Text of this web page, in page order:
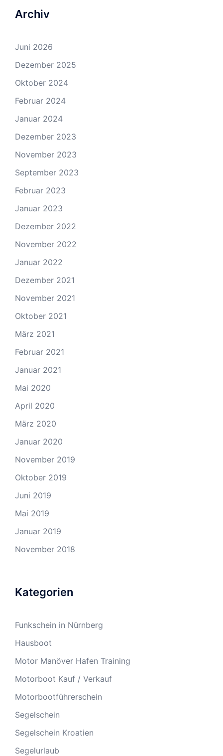
Archiv
Juni 2026
Dezember 2025
Oktober 2024
Februar 2024
Januar 2024
Dezember 2023
November 2023
September 2023
Februar 2023
Januar 2023
Dezember 2022
November 2022
Januar 2022
Dezember 2021
November 2021
Oktober 2021
März 2021
Februar 2021
Januar 2021
Mai 2020
April 2020
März 2020
Januar 2020
November 2019
Oktober 2019
Juni 2019
Mai 2019
Januar 2019
November 2018
Kategorien
Funkschein in Nürnberg
Hausboot
Motor Manöver Hafen Training
Motorboot Kauf / Verkauf
Motorbootführerschein
Segelschein
Segelschein Kroatien
Segelurlaub